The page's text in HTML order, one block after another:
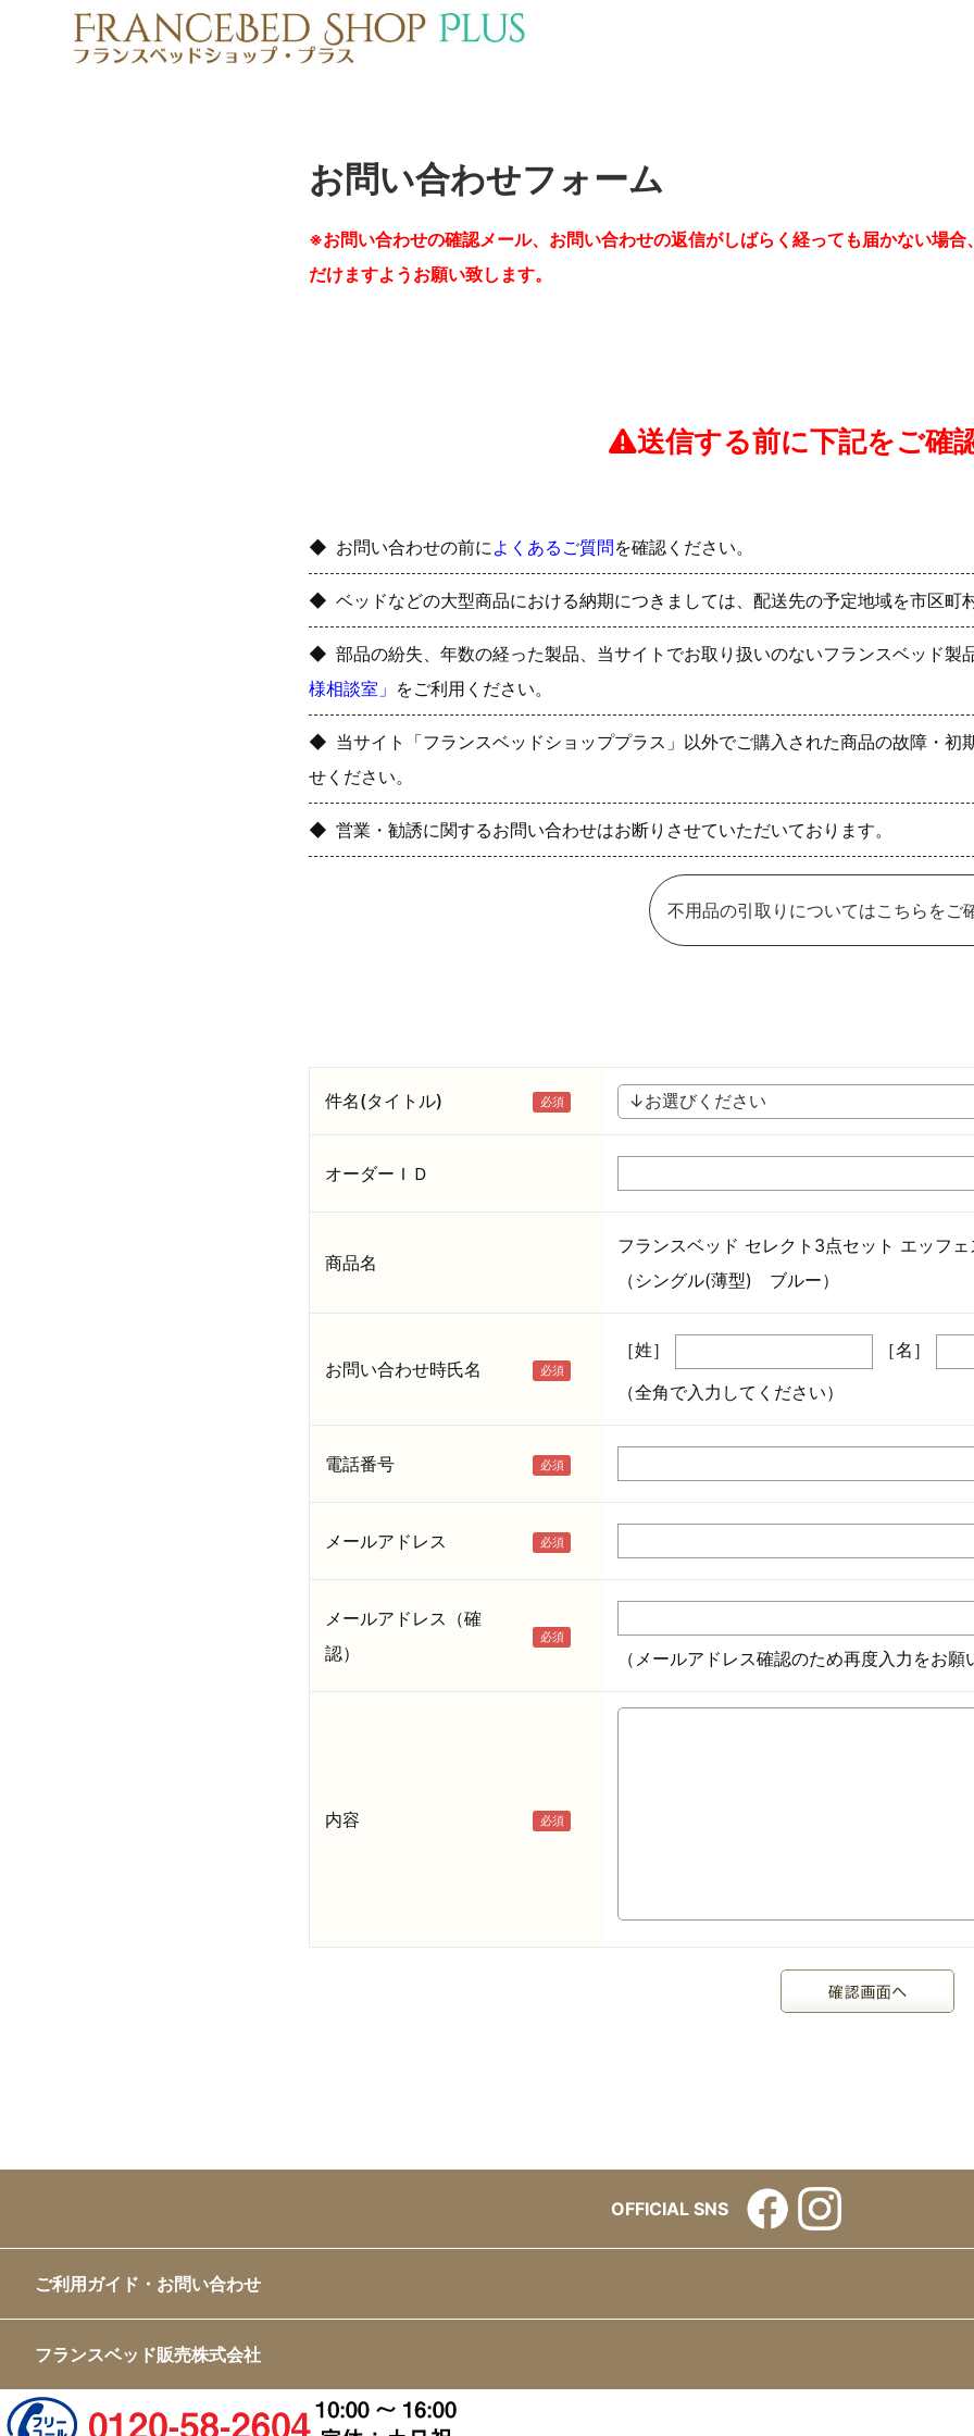
お問い合わせフォーム
※お問い合わせの確認メール、お問い合わせの返信がしばらく経っても届かない場
だけますようお願い致します。
送信する前に下記をご確
お問い合わせの前に よくあるご質問を確認ください。
ベッドなどの大型商品における納期につきましては、配送先の予定地域を市区町
部品の紛失、年数の経った製品、当サイトでお取り扱いのないフランスベッド製
様相談室」 をご利用ください。
当サイト「フランスベッドショッププラス」以外でご購入された商品の故障・
せください。
営業・勧誘に関するお問い合わせはお断りさせていただいております。
不用品の引取りについてはこちらをご
件名(タイトル)
オーダーＩＤ
商品名
フランスベッド セレクト3点セット エッフ
（シングル(薄型) ブルー）
お問い合わせ時氏名
［姓］
［名］
（全角で入力してください）
電話番号
メールアドレス
メールアドレス（確
認）
（メールアドレス確認のため再度入力をお願
内容
OFFICIAL SNS
ご利用ガイド・お問い合わせ
フランスベッド販売株式会社